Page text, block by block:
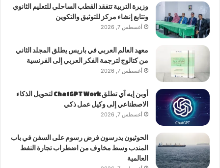
وزيرة التربية تتفقد القطب الساحلي للتعليم الثانوي
وتتابع إنشاء مركز للتوثيق والتكوين
أغسطس 7, 2026
معهد العالم العربي في باريس يطلق المجلد الثاني
من كتالوج لترجمة الفكر العربي إلى الفرنسية
أغسطس 7, 2026
أوبن إيه آي تطلق ChatGPT Work لتحويل الذكاء
الاصطناعي إلى وكيل عمل ذكي
أغسطس 7, 2026
الحوثيون يدرسون فرض رسوم على السفن في باب
المندب وسط مخاوف من اضطراب تجارة النفط
العالمية